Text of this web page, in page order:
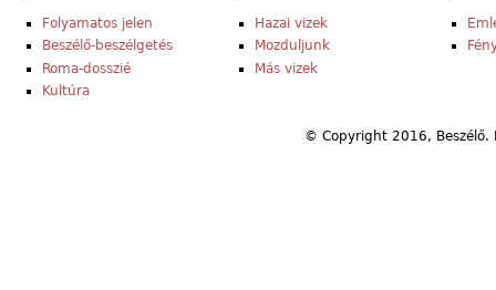
Folyamatos jelen
Beszélő-beszélgetés
Roma-dosszié
Kultúra
Hazai vizek
Mozduljunk
Más vizek
© Copyright 2016,